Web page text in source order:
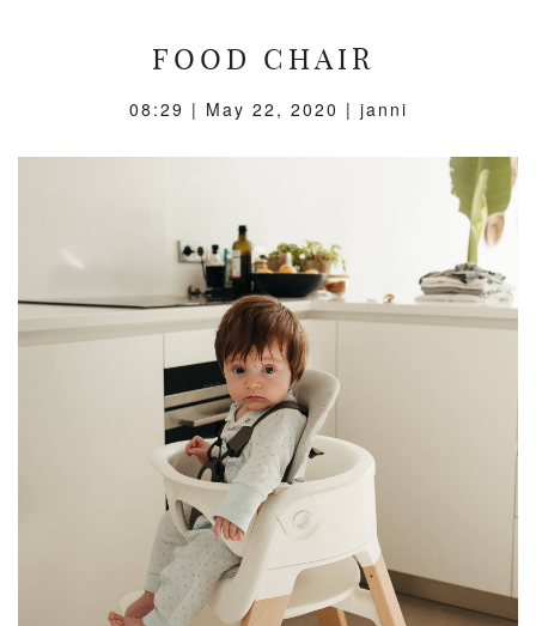
FOOD CHAIR
08:29 | May 22, 2020 | janni